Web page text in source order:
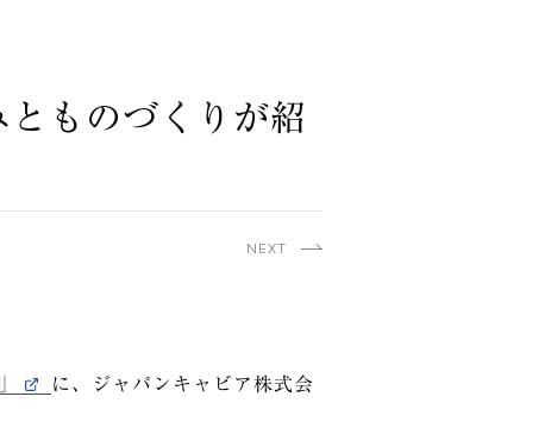
ものづくりが紹
NEXT
に、ジャパンキャビア株式会